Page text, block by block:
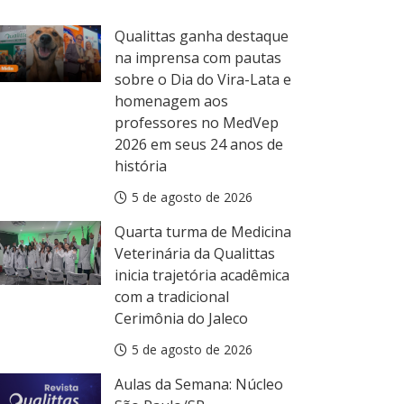
da Semana: Núcleo Aracaju/SE
5 de agosto de 2026
Qualittas ganha destaque
na imprensa com pautas
sobre o Dia do Vira-Lata e
homenagem aos
professores no MedVep
2026 em seus 24 anos de
história
5 de agosto de 2026
Quarta turma de Medicina
Veterinária da Qualittas
inicia trajetória acadêmica
com a tradicional
Cerimônia do Jaleco
5 de agosto de 2026
Aulas da Semana: Núcleo